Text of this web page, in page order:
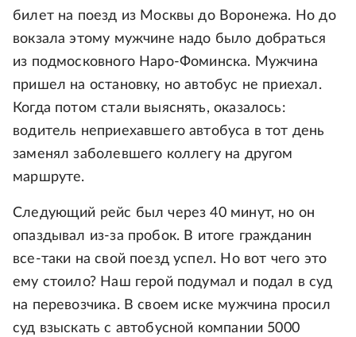
билет на поезд из Москвы до Воронежа. Но до
вокзала этому мужчине надо было добраться
из подмосковного Наро-Фоминска. Мужчина
пришел на остановку, но автобус не приехал.
Когда потом стали выяснять, оказалось:
водитель неприехавшего автобуса в тот день
заменял заболевшего коллегу на другом
маршруте.
Следующий рейс был через 40 минут, но он
опаздывал из-за пробок. В итоге гражданин
все-таки на свой поезд успел. Но вот чего это
ему стоило? Наш герой подумал и подал в суд
на перевозчика. В своем иске мужчина просил
суд взыскать с автобусной компании 5000